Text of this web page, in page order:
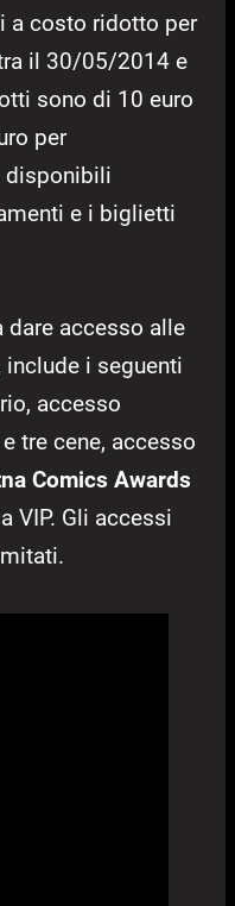
a costo ridotto per
il 30/05/2014 e
sono di 10 euro
per
disponibili
e i biglietti
dare accesso alle
i seguenti
accesso
tre cene, accesso
Comics Awards
VIP. Gli accessi